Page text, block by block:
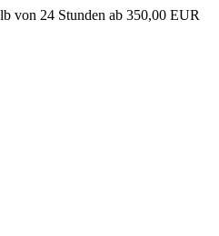
von 24 Stunden ab 350,00 EUR